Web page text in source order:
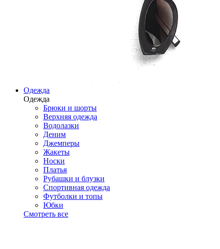
Одежда
Одежда
Брюки и шорты
Верхняя одежда
Водолазки
Деним
Джемперы
Жакеты
Носки
Платья
Рубашки и блузки
Спортивная одежда
Футболки и топы
Юбки
Смотреть все